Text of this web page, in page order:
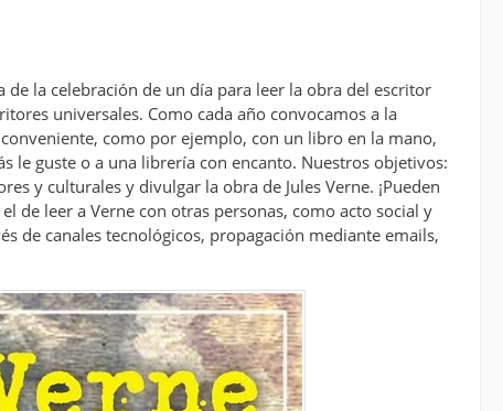
de la celebración de un día para leer la obra del escritor
universales. Como cada año convocamos a la
como por ejemplo, con un libro en la mano,
le guste o a una librería con encanto. Nuestros objetivos:
y culturales y divulgar la obra de Jules Verne. ¡Pueden
de leer a Verne con otras personas, como acto social y
de canales tecnológicos, propagación mediante emails,